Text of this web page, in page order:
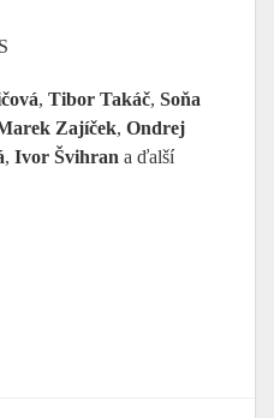
, Tibor Takáč, Soňa
Zajíček, Ondrej
, Ivor Švihran a ďalší